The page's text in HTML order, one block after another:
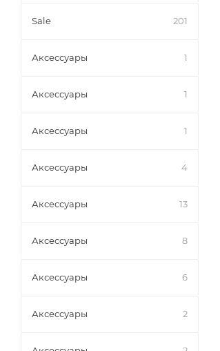
Sale 201
Аксессуары 1
Аксессуары 1
Аксессуары 1
Аксессуары 4
Аксессуары 13
Аксессуары 8
Аксессуары 6
Аксессуары 2